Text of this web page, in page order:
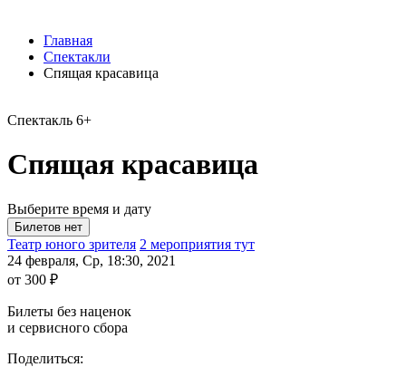
Главная
Спектакли
Спящая красавица
Спектакль 6+
Спящая красавица
Выберите время и дату
Театр юного зрителя 2 мероприятия тут
24 февраля, Ср, 18:30, 2021
от 300 ₽
Билеты без наценок
и сервисного сбора
Поделиться: